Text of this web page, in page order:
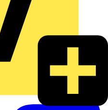
Datenschutzerklärung